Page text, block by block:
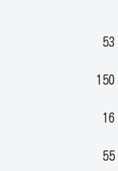
53
150
16
55